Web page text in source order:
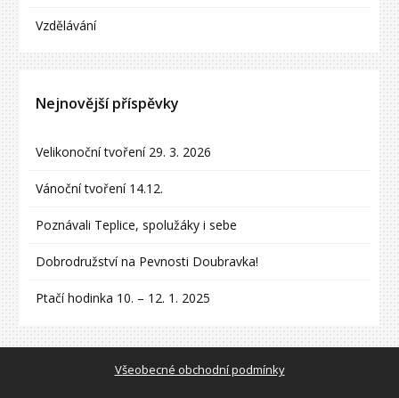
Vzdělávání
Nejnovější příspěvky
Velikonoční tvoření 29. 3. 2026
Vánoční tvoření 14.12.
Poznávali Teplice, spolužáky i sebe
Dobrodružství na Pevnosti Doubravka!
Ptačí hodinka 10. – 12. 1. 2025
Všeobecné obchodní podmínky